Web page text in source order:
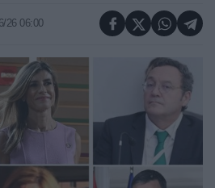
26 06:00